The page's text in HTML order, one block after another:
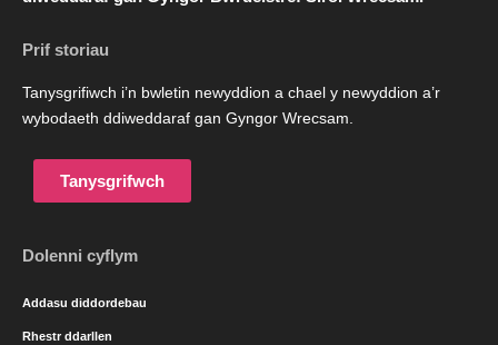
Prif storiau
Tanysgrifiwch i’n bwletin newyddion a chael y newyddion a’r
wybodaeth ddiweddaraf gan Gyngor Wrecsam.
Tanysgrifwch
Dolenni cyflym
Addasu diddordebau
Rhestr ddarllen